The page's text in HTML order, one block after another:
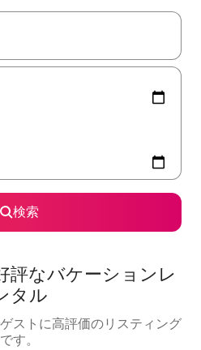
上下の矢印キーを使って移動するか
検索
評なバケーションレ
タル
ストに高評価のリスティング
です。